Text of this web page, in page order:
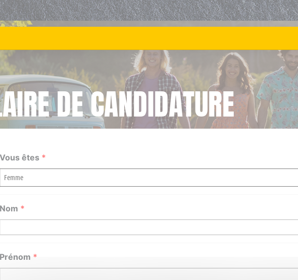
DE CANDIDATURE
Vous êtes *
Nom *
Prénom *